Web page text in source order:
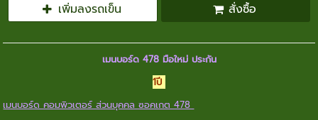
เพิ่มลงรถเข็น สั่งซื้อ
เมนบอร์ด 478 มือใหม่ ประกัน
1ปี
เมนบอร์ด คอมพิวเตอร์ ส่วนบุคคล ซอคเกต 478